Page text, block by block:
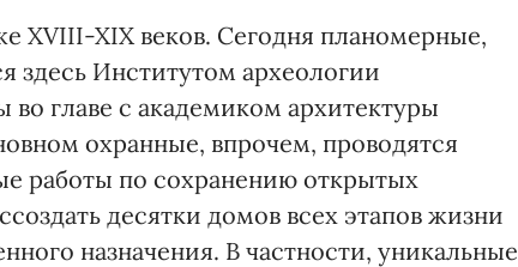
XVIII-XIX веков. Сегодня планомерные,
здесь Институтом археологии
главе с академиком архитектуры
охранные, впрочем, проводятся
работы по сохранению открытых
десятки домов всех этапов жизни
назначения. В частности, уникальные